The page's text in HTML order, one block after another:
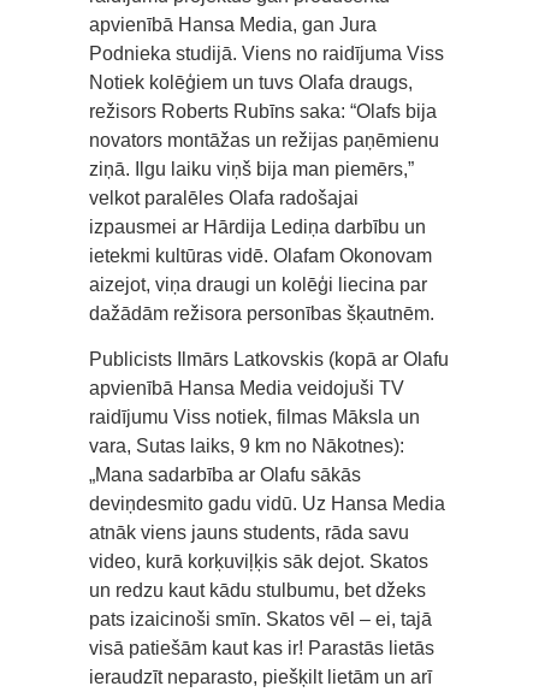
apvienībā Hansa Media, gan Jura
Podnieka studijā. Viens no raidījuma Viss
Notiek kolēģiem un tuvs Olafa draugs,
režisors Roberts Rubīns saka: “Olafs bija
novators montāžas un režijas paņēmienu
ziņā. Ilgu laiku viņš bija man piemērs,”
velkot paralēles Olafa radošajai
izpausmei ar Hārdija Lediņa darbību un
ietekmi kultūras vidē. Olafam Okonovam
aizejot, viņa draugi un kolēģi liecina par
dažādām režisora personības šķautnēm.
Publicists Ilmārs Latkovskis (kopā ar Olafu
apvienībā Hansa Media veidojuši TV
raidījumu Viss notiek, filmas Māksla un
vara, Sutas laiks, 9 km no Nākotnes):
„Mana sadarbība ar Olafu sākās
deviņdesmito gadu vidū. Uz Hansa Media
atnāk viens jauns students, rāda savu
video, kurā korķuviļķis sāk dejot. Skatos
un redzu kaut kādu stulbumu, bet džeks
pats izaicinoši smīn. Skatos vēl – ei, tajā
visā patiešām kaut kas ir! Parastās lietās
ieraudzīt neparasto, piešķilt lietām un arī